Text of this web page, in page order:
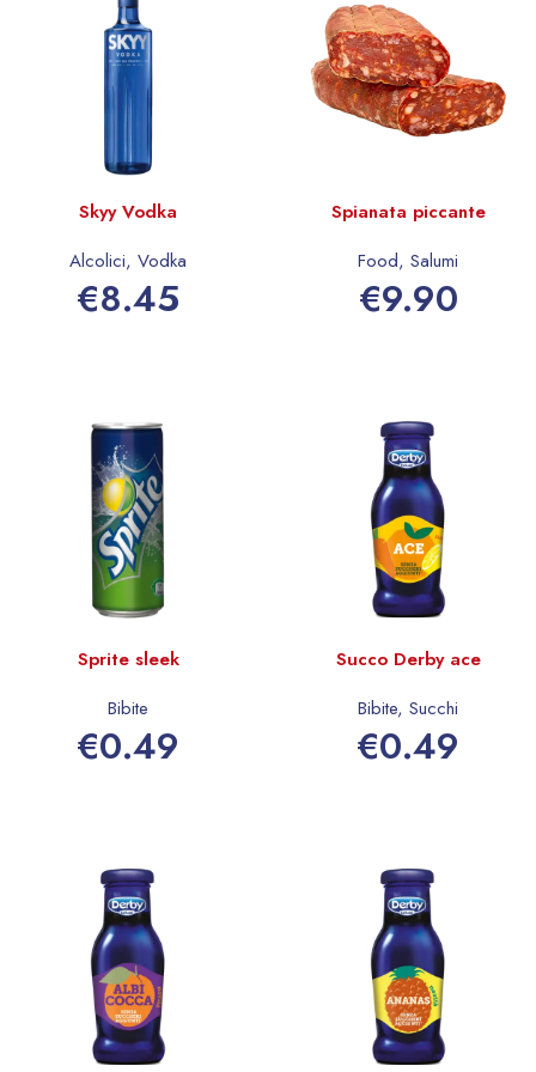
Skyy Vodka
Alcolici, Vodka
€8.45
Spianata piccante
Food, Salumi
€9.90
Sprite sleek
Bibite
€0.49
Succo Derby ace
Bibite, Succhi
€0.49